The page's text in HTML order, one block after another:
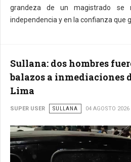
grandeza de un magistrado se
independencia y en la confianza que
Sullana: dos hombres
balazos a inmediaciones
Lima
SUPER USER SULLANA 04 AGOSTO 2026